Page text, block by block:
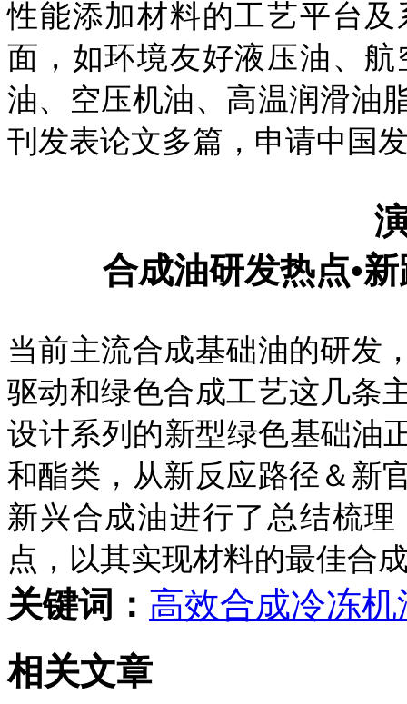
性能添加材料的工艺平台
面，如环境友好液压油、
油、空压机油、高温润滑油
刊发表论文多篇，申请中国
合成油研发热点•
当前主流合成基础油的研发
驱动和绿色合成工艺这几条
设计系列的新型绿色基础油
和酯类，从新反应路径＆新
新兴合成油进行了总结梳
点，以其实现材料的最佳合
关键词： 高效合成冷冻机
相关文章